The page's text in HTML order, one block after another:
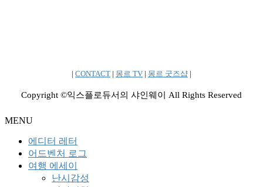
| CONTACT | 몽르 TV | 몽르 굿즈샵 |
Copyright ©익스플로듀서의 샤인웨이 All Rights Reserved
MENU
에디터 레터
어드벤처 로그
여행 에세이
난시감성